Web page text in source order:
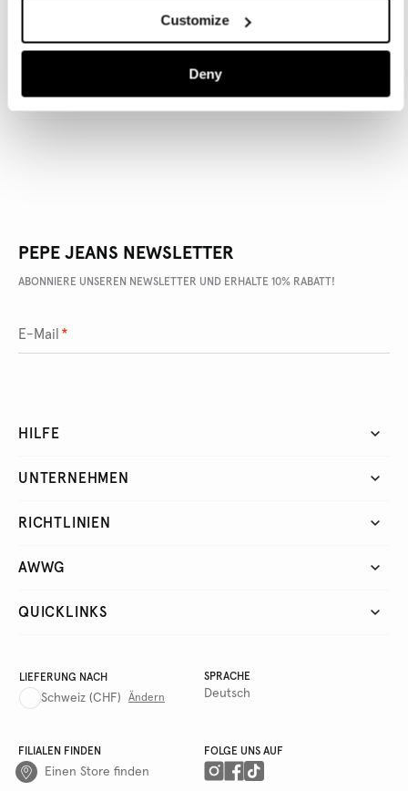
Customize
Deny
LIEFERUNG UND RÜCKGABE
PEPE JEANS NEWSLETTER
ABONNIERE UNSEREN NEWSLETTER UND ERHALTE 10% RABATT!
E-Mail *
HILFE
UNTERNEHMEN
RICHTLINIEN
AWWG
QUICKLINKS
LIEFERUNG NACH
Schweiz (CHF) Ändern
SPRACHE
Deutsch
FILIALEN FINDEN
Einen Store finden
FOLGE UNS AUF